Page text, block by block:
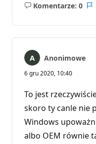
Komentarze: 0
Brak
Anonimowe
6 gru 2020, 10:40
To jest
skoro ty canle nie
Windows
albo OEM równie